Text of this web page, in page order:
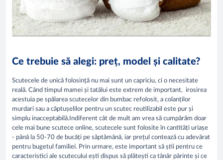
Ce trebuie să alegi: preț, model și calitate?
Scutecele de unică folosință nu mai sunt un capriciu, ci o necesitate
reală. Când timpul mamei și tatălui este extrem de important, irosirea
acestuia pe spălarea scutecelor din bumbac refolosit, a colanților
murdari sau a căptușelilor pentru un scutec reutilizabil este pur și
simplu inacceptabilă.Indiferent cât de mult am vrea să cumpărăm doar
cele mai bune scutece online, scutecele sunt folosite în cantități uriașe
- până la 50-70 de bucăți pe săptămână, iar prețul contează cu adevărat
pentru bugetul familiei. Prin urmare, este important să știi pentru ce
caracteristici ale scutecului ești dispus să plătești ca tânăr părinte și ce